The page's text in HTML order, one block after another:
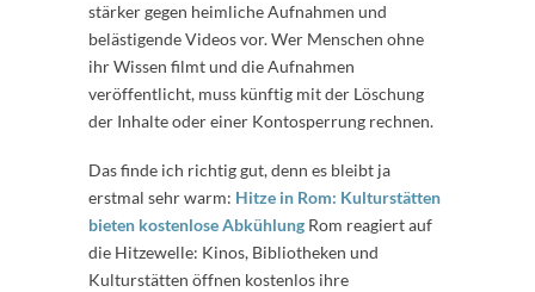
stärker gegen heimliche Aufnahmen und
belästigende Videos vor. Wer Menschen ohne
ihr Wissen filmt und die Aufnahmen
veröffentlicht, muss künftig mit der Löschung
der Inhalte oder einer Kontosperrung rechnen.
Das finde ich richtig gut, denn es bleibt ja
erstmal sehr warm: Hitze in Rom: Kulturstätten
bieten kostenlose Abkühlung Rom reagiert auf
die Hitzewelle: Kinos, Bibliotheken und
Kulturstätten öffnen kostenlos ihre